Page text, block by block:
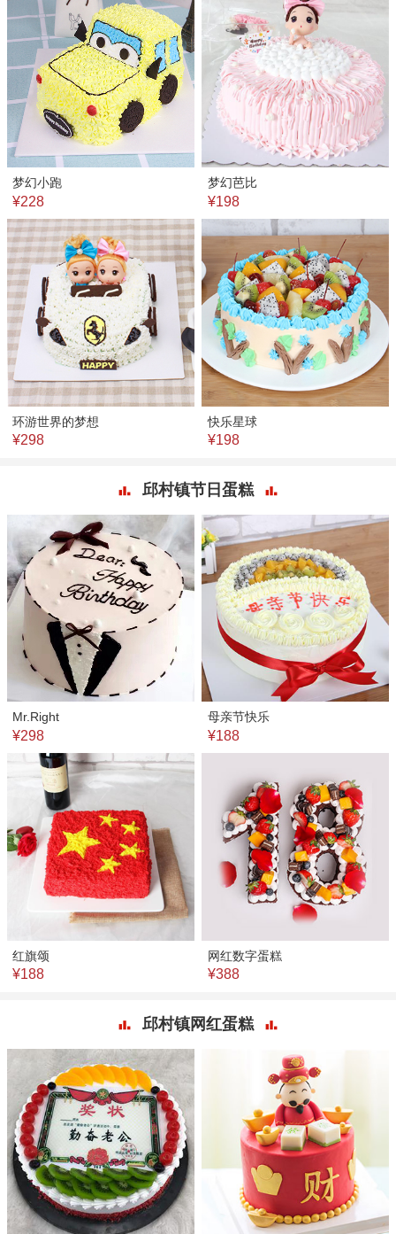
梦幻小跑
¥228
梦幻芭比
¥198
环游世界的梦想
¥298
快乐星球
¥198
邱村镇节日蛋糕
Mr.Right
¥298
母亲节快乐
¥188
红旗颂
¥188
网红数字蛋糕
¥388
邱村镇网红蛋糕